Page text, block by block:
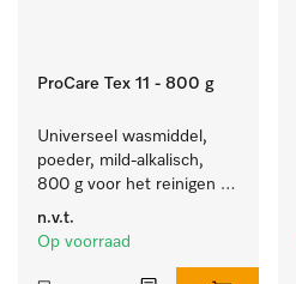
ProCare Tex 11 - 800 g
Universeel wasmiddel,
poeder, mild-alkalisch,
800 g voor het reinigen
van wit wasgoed en
kleurechte bonte was.
n.v.t.
Op voorraad